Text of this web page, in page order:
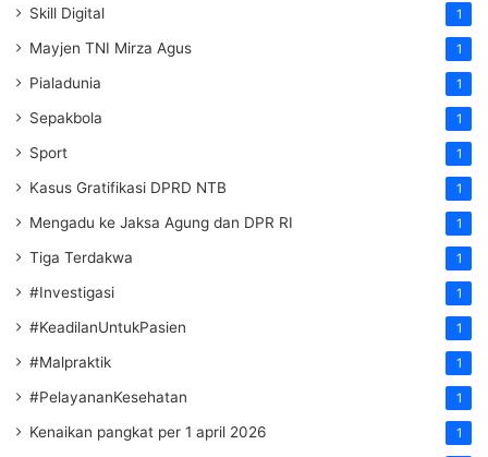
Skill Digital 1
Mayjen TNI Mirza Agus 1
Pialadunia 1
Sepakbola 1
Sport 1
Kasus Gratifikasi DPRD NTB 1
Mengadu ke Jaksa Agung dan DPR RI 1
Tiga Terdakwa 1
#Investigasi 1
#KeadilanUntukPasien 1
#Malpraktik 1
#PelayananKesehatan 1
Kenaikan pangkat per 1 april 2026 1